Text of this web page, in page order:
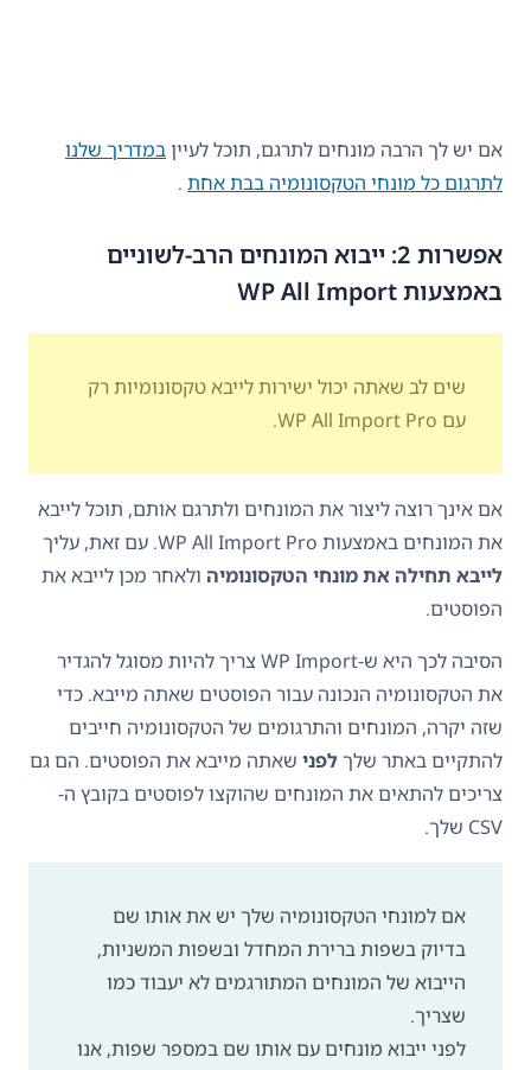
אם יש לך הרבה מונחים לתרגם, תוכל לעייןבמדריך שלנו
לתרגום כל מונחי הטקסונומיה בבת אחת .
אפשרות 2: ייבוא המונחים הרב-לשוניים
באמצעות WP All Import
שים לב שאתה יכול ישירות לייבא טקסונומיות רק
עם WP All Import Pro.
אם אינך רוצה ליצור את המונחים ולתרגם אותם, תוכל לייבא
את המונחים באמצעות WP All Import Pro. עם זאת, עליך
לייבא תחילה את מונחי הטקסונומיה ולאחר מכן לייבא את
הפוסטים.
הסיבה לכך היא ש-WP Import צריך להיות מסוגל להגדיר
את הטקסונומיה הנכונה עבור הפוסטים שאתה מייבא. כדי
שזה יקרה, המונחים והתרגומים של הטקסונומיה חייבים
להתקיים באתר שלךלפני שאתה מייבא את הפוסטים. הם גם
צריכים להתאים את המונחים שהוקצו לפוסטים בקובץ ה-
CSV שלך.
אם למונחי הטקסונומיה שלך יש את אותו שם
בדיוק בשפות ברירת המחדל ובשפות המשניות,
הייבוא ​​של המונחים המתורגמים לא יעבוד כמו
שצריך.
לפני ייבוא ​​מונחים עם אותו שם במספר שפות, אנו